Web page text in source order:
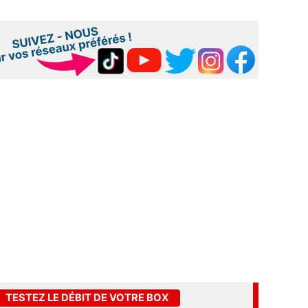
TESTEZ LE DÉBIT DE VOTRE BOX